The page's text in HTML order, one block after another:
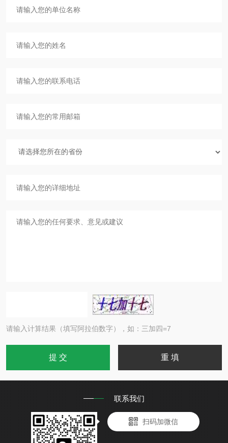
请输入计算结果（填写阿拉伯数字），如：三加四=7
联系我们
扫码加微信